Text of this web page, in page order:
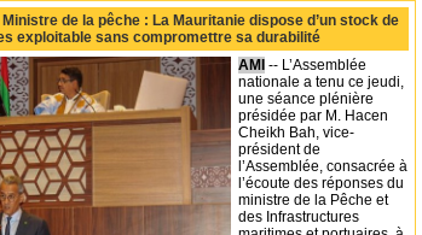
Ministre de la pêche : La Mauritanie dispose d’un stock de
exploitable sans compromettre sa durabilité
AMI -- L’Assemblée
nationale a tenu ce jeudi,
une séance plénière
présidée par M. Hacen
Cheikh Bah, vice-
président de
l’Assemblée, consacrée à
l’écoute des réponses du
ministre de la Pêche et
des Infrastructures